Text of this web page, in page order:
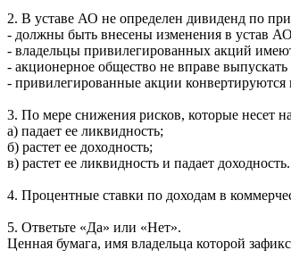
2. В уставе АО не определен дивиденд по
- должны быть внесены изменения в устав
- владельцы привилегированных акций
- акционерное общество не вправе
- привилегированные акции конвертируются
3. По мере снижения рисков, которые несет
а) падает ее ликвидность;
б) растет ее доходность;
в) растет ее ликвидность и падает доходность.
4. Процентные ставки по доходам в
5. Ответьте «Да» или «Нет».
Ценная бумага, имя владельца которой